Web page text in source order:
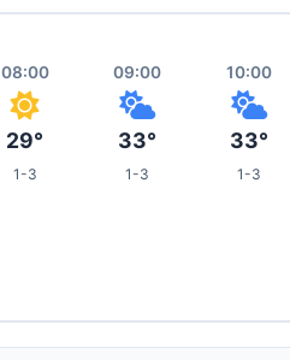
08:00
29°
1-3
09:00
33°
1-3
10:00
33°
1-3
1-3 1-3 1-3